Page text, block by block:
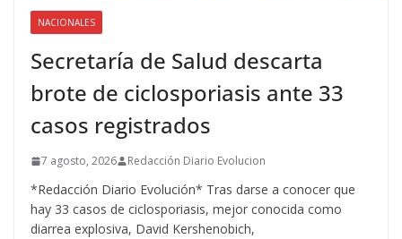
NACIONALES
Secretaría de Salud descarta
brote de ciclosporiasis ante 33
casos registrados
7 agosto, 2026 Redacción Diario Evolucion
*Redacción Diario Evolución* Tras darse a conocer que
hay 33 casos de ciclosporiasis, mejor conocida como
diarrea explosiva, David Kershenobich,